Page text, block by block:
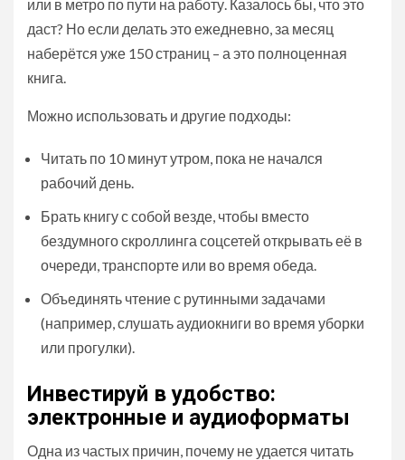
или в метро по пути на работу. Казалось бы, что это
даст? Но если делать это ежедневно, за месяц
наберётся уже 150 страниц – а это полноценная
книга.
Можно использовать и другие подходы:
Читать по 10 минут утром, пока не начался
рабочий день.
Брать книгу с собой везде, чтобы вместо
бездумного скроллинга соцсетей открывать её в
очереди, транспорте или во время обеда.
Объединять чтение с рутинными задачами
(например, слушать аудиокниги во время уборки
или прогулки).
Инвестируй в удобство:
электронные и аудиоформаты
Одна из частых причин, почему не удается читать